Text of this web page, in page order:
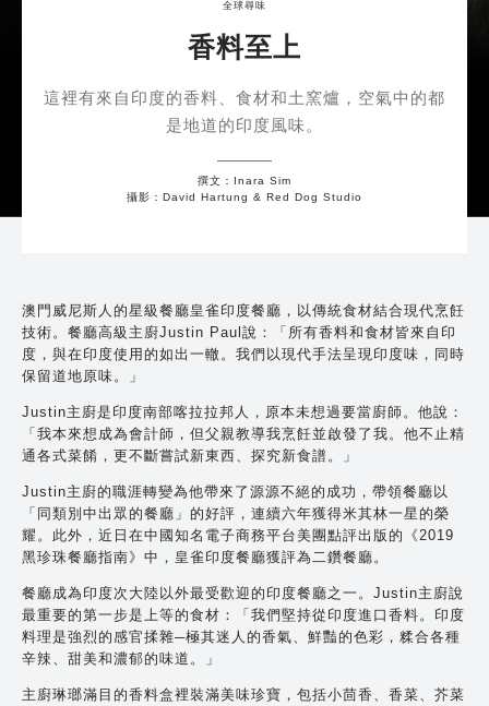
全球尋味
香料至上
這裡有來自印度的香料、食材和土窯爐，空氣中的都
是地道的印度風味。
撰文：Inara Sim
攝影：David Hartung & Red Dog Studio
澳門威尼斯人的星級餐廳皇雀印度餐廳，以傳統食材結合現代烹飪
技術。餐廳高級主廚Justin Paul說：「所有香料和食材皆來自印
度，與在印度使用的如出一轍。我們以現代手法呈現印度味，同時
保留道地原味。」
Justin主廚是印度南部喀拉拉邦人，原本未想過要當廚師。他說：
「我本來想成為會計師，但父親教導我烹飪並啟發了我。他不止精
通各式菜餚，更不斷嘗試新東西、探究新食譜。」
Justin主廚的職涯轉變為他帶來了源源不絕的成功，帶領餐廳以
「同類別中出眾的餐廳」的好評，連續六年獲得米其林一星的榮
耀。此外，近日在中國知名電子商務平台美團點評出版的《2019
黑珍珠餐廳指南》中，皇雀印度餐廳獲評為二鑽餐廳。
餐廳成為印度次大陸以外最受歡迎的印度餐廳之一。Justin主廚說
最重要的第一步是上等的食材：「我們堅持從印度進口香料。印度
料理是強烈的感官揉雜─極其迷人的香氣、鮮豔的色彩，糅合各種
辛辣、甜美和濃郁的味道。」
主廚琳瑯滿目的香料盒裡裝滿美味珍寶，包括小茴香、香菜、芥菜